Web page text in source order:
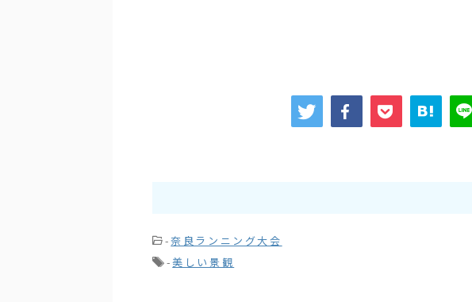
-奈良ランニング大会
-美しい景観